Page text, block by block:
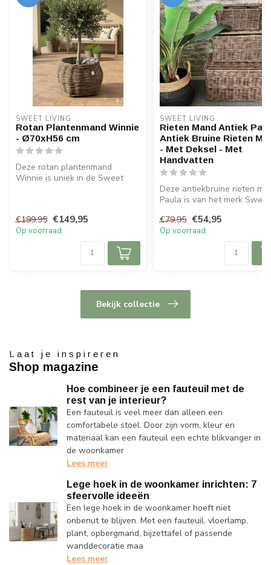
SWEET LIVING
Rotan Plantenmand Winnie
- Ø70xH56 cm
Deze rotan plantenmand
Winnie is uniek in de Sweet
€199,95 €149,95
Op voorraad
SWEET LIVING
Rieten Mand Antiek
Antiek Bruine Rieten
- Met Deksel - Met
Handvatten
Deze antiekbruine rieten
Paula is van het merk Sweet
€79,95 €54,95
Op voorraad
Bekijk collectie
Laat je inspireren
Shop magazine
Hoe combineer je een fauteuil met de
rest van je interieur?
Een fauteuil is veel meer dan alleen een
comfortabele stoel. Door zijn vorm, kleur en
materiaal kan een fauteuil een echte blikvanger in
de woonkamer
Lees meer
Lege hoek in de woonkamer inrichten: 7
sfeervolle ideeën
Een lege hoek in de woonkamer hoeft niet
onbenut te blijven. Met een fauteuil, vloerlamp,
plant, opbergmand, bijzettafel of passende
wanddecoratie maa
Lees meer